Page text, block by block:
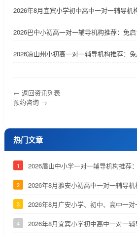
2026年8月宜宾小学初中高中一对一辅导
2026巴中小初高一对一辅导机构推荐：兔
2026凉山州小初高一对一辅导机构推荐：
← 返回资讯列表
预约咨询 →
热门文章
1 2026眉山中小学一对一辅导机构推荐
2 2026年8月雅安小初高中一对一辅导
3 2026年8月广安小学、初中、高中一
4 2026年8月宜宾小学初中高中一对一